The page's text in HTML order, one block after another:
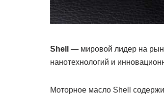
Shell
— мировой лидер на
нанотехнологий и
Моторное масло Shell